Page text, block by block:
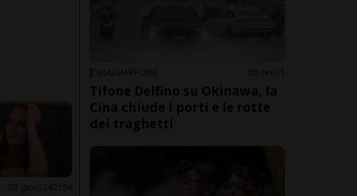
2 gior 24 154
CINA/GIAPPONE 8 ore 1
Tifone Delfino su Okinawa, la
Cina chiude i porti e le rotte
dei traghetti